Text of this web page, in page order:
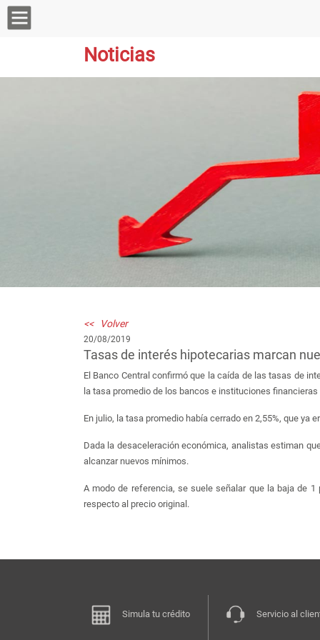
Noticias
<< Volver
20/08/2019
Tasas de interés hipotecarias marcan
El Banco Central confirmó que la caída de las tasas de
la tasa promedio de los bancos e instituciones
En julio, la tasa promedio había cerrado en 2,55%, que ya
Dada la desaceleración económica, analistas estiman
alcanzar nuevos mínimos.
A modo de referencia, se suele señalar que la baja de
respecto al precio original.
Simula tu crédito Servicio al